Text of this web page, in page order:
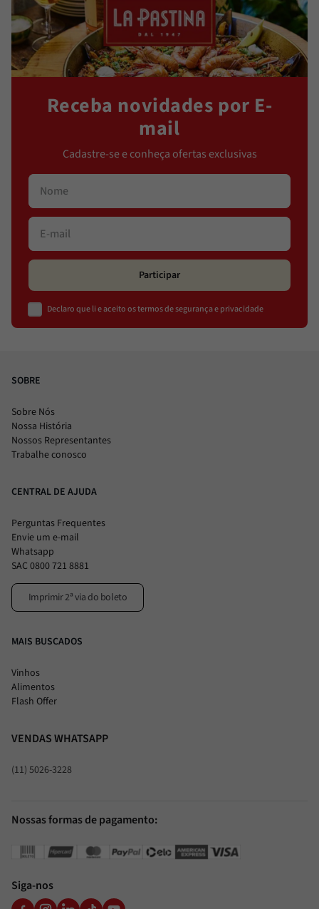
Receba novidades por E-
mail
Cadastre-se e conheça ofertas exclusivas
Participar
Declaro que li e aceito os termos de segurança e privacidade
SOBRE
Sobre Nós
Nossa História
Nossos Representantes
Trabalhe conosco
CENTRAL DE AJUDA
Perguntas Frequentes
Envie um e-mail
Whatsapp
SAC 0800 721 8881
Imprimir 2ª via do boleto
MAIS BUSCADOS
Vinhos
Alimentos
Flash Offer
VENDAS WHATSAPP
(11) 5026-3228
Nossas formas de pagamento:
Siga-nos